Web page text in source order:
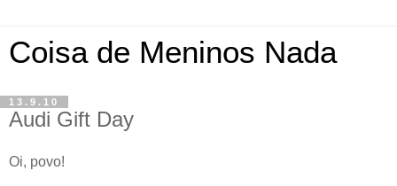
Coisa de Meninos Nada
13.9.10
Audi Gift Day
Oi, povo!